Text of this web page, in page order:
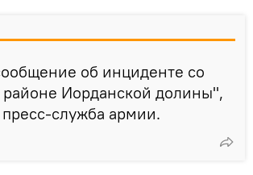
об инциденте со
районе Иорданской долины",
служба армии.